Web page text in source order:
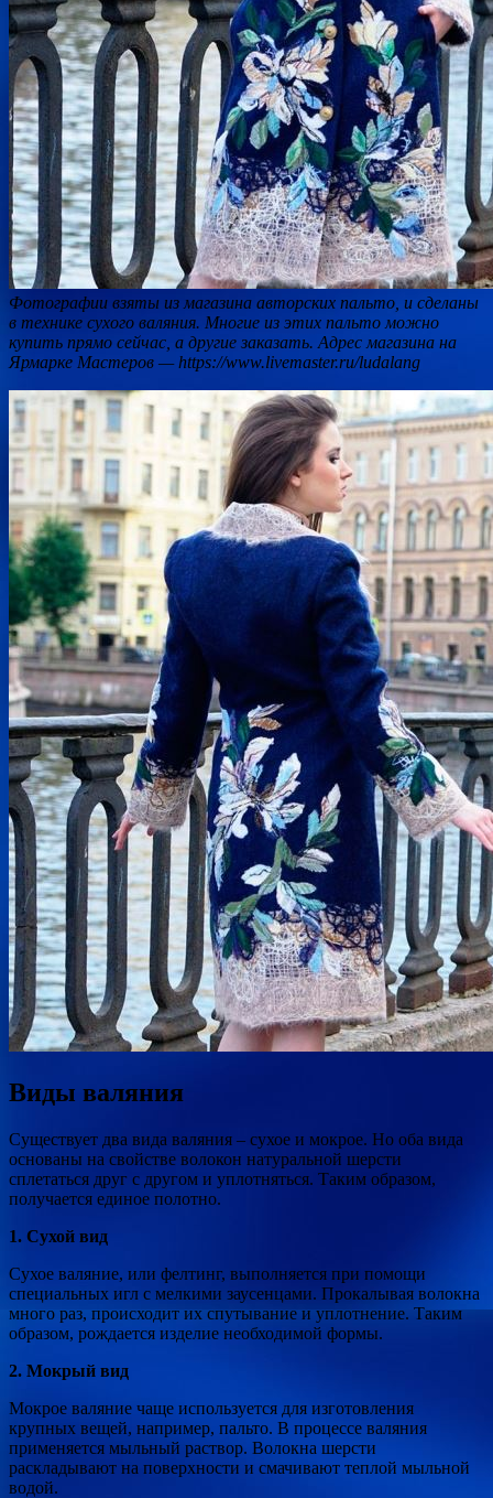
Фотографии взяты из магазина авторских пальто, и сделаны
в технике сухого валяния. Многие из этих пальто можно
купить прямо сейчас, а другие заказать. Адрес магазина на
Ярмарке Мастеров — https://www.livemaster.ru/ludalang
Виды валяния
Существует два вида валяния – сухое и мокрое. Но оба вида
основаны на свойстве волокон натуральной шерсти
сплетаться друг с другом и уплотняться. Таким образом,
получается единое полотно.
1. Сухой вид
Сухое валяние, или фелтинг, выполняется при помощи
специальных игл с мелкими заусенцами. Прокалывая волокна
много раз, происходит их спутывание и уплотнение. Таким
образом, рождается изделие необходимой формы.
2. Мокрый вид
Мокрое валяние чаще используется для изготовления
крупных вещей, например, пальто. В процессе валяния
применяется мыльный раствор. Волокна шерсти
раскладывают на поверхности и смачивают теплой мыльной
водой.